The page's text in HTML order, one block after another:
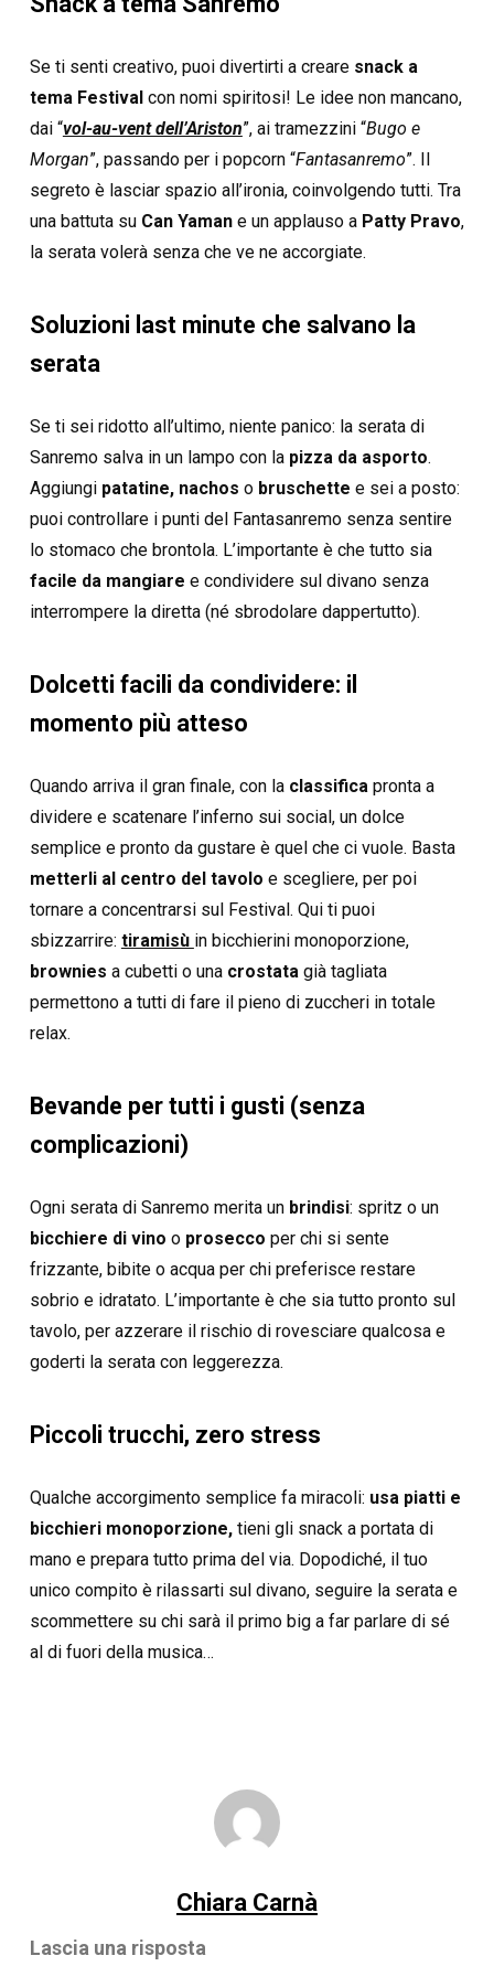
Se ti senti creativo, puoi divertirti a creare snack a
tema Festival con nomi spiritosi! Le idee non mancano,
dai “vol-au-vent dell’Ariston”, ai tramezzini “Bugo e
Morgan”, passando per i popcorn “Fantasanremo”. Il
segreto è lasciar spazio all’ironia, coinvolgendo tutti. Tra
una battuta su Can Yaman e un applauso a Patty Pravo,
la serata volerà senza che ve ne accorgiate.
Soluzioni last minute che salvano la
serata
Se ti sei ridotto all’ultimo, niente panico: la serata di
Sanremo salva in un lampo con la pizza da asporto.
Aggiungipatatine, nachos obruschette e sei a posto:
puoi controllare i punti del Fantasanremo senza sentire
lo stomaco che brontola. L’importante è che tutto sia
facile da mangiare e condividere sul divano senza
interrompere la diretta (né sbrodolare dappertutto).
Dolcetti facili da condividere: il
momento più atteso
Quando arriva il gran finale, con la classifica pronta a
dividere e scatenare l’inferno sui social, un dolce
semplice e pronto da gustare è quel che ci vuole. Basta
metterli al centro del tavolo e scegliere, per poi
tornare a concentrarsi sul Festival. Qui ti puoi
sbizzarrire: tiramisù in bicchierini monoporzione,
brownies a cubetti o una crostata già tagliata
permettono a tutti di fare il pieno di zuccheri in totale
relax.
Bevande per tutti i gusti (senza
complicazioni)
Ogni serata di Sanremo merita un brindisi: spritz o un
bicchiere di vino o prosecco per chi si sente
frizzante, bibite o acqua per chi preferisce restare
sobrio e idratato. L’importante è che sia tutto pronto sul
tavolo, per azzerare il rischio di rovesciare qualcosa e
goderti la serata con leggerezza.
Piccoli trucchi, zero stress
Qualche accorgimento semplice fa miracoli: usa piatti e
bicchieri monoporzione,tieni gli snack a portata di
mano e prepara tutto prima del via. Dopodiché, il tuo
unico compito è rilassarti sul divano, seguire la serata e
scommettere su chi sarà il primo big a far parlare di sé
al di fuori della musica…
Chiara Carnà
Lascia una risposta